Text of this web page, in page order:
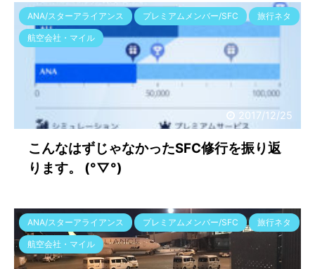
2017/12/25
ANA/スターアライアンス プレミアムメンバー/SFC 旅行ネタ
航空会社・マイル
こんなはずじゃなかったSFC修行を振り返
ります。 (°▽°)
ANA/スターアライアンス プレミアムメンバー/SFC 旅行ネタ
航空会社・マイル